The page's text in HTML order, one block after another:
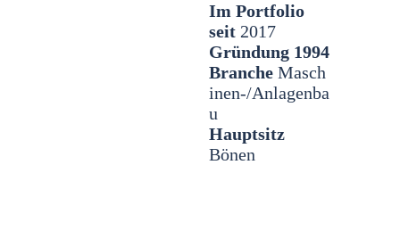
Im Portfolio
seit 2017
Gründung 1994
Branche Masch
inen-/Anlagenba
u
Hauptsitz
Bönen